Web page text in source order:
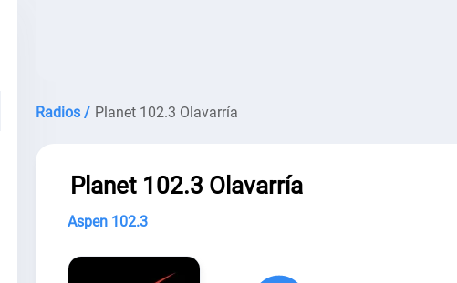
Radios / Planet 102.3 Olavarría
Planet 102.3 Olavarría
Aspen 102.3